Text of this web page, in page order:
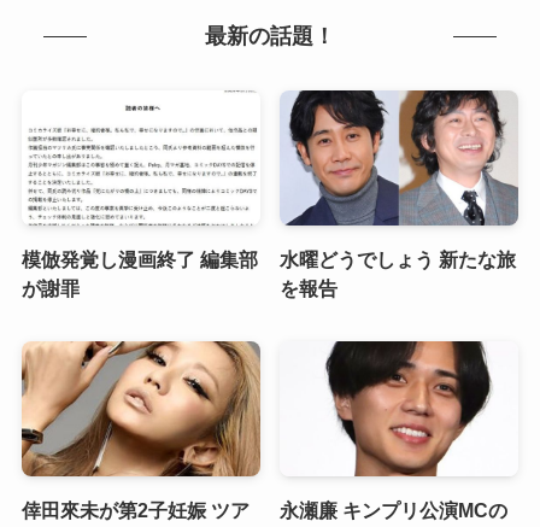
最新の話題！
模倣発覚し漫画終了 編集部
が謝罪
水曜どうでしょう 新たな旅
を報告
倖田來未が第2子妊娠 ツア
永瀬廉 キンプリ公演MCの